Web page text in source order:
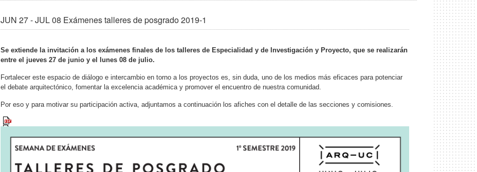
JUN 27 - JUL 08 Exámenes talleres de posgrado 2019-1
Se extiende la invitación a los exámenes finales de los talleres de Especialidad y de Investigación y Proyecto, que se realizarán
entre el jueves 27 de junio y el lunes 08 de julio.
Fortalecer este espacio de diálogo e intercambio en torno a los proyectos es, sin duda, uno de los medios más eficaces para potenciar
el debate arquitectónico, fomentar la excelencia académica y promover el encuentro de nuestra comunidad.
Por eso y para motivar su participación activa, adjuntamos a continuación los afiches con el detalle de las secciones y comisiones.